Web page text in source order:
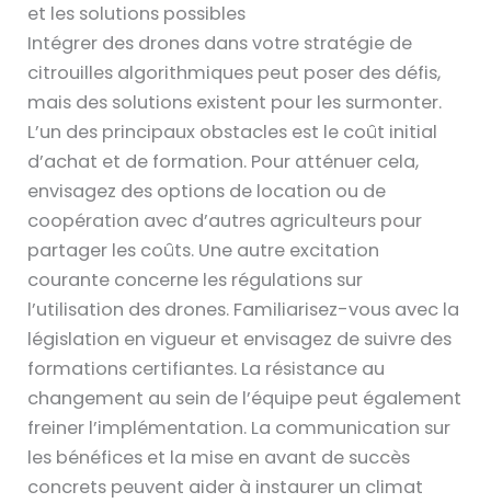
et les solutions possibles
Intégrer des drones dans votre stratégie de
citrouilles algorithmiques peut poser des défis,
mais des solutions existent pour les surmonter.
L’un des principaux obstacles est le coût initial
d’achat et de formation. Pour atténuer cela,
envisagez des options de location ou de
coopération avec d’autres agriculteurs pour
partager les coûts. Une autre excitation
courante concerne les régulations sur
l’utilisation des drones. Familiarisez-vous avec la
législation en vigueur et envisagez de suivre des
formations certifiantes. La résistance au
changement au sein de l’équipe peut également
freiner l’implémentation. La communication sur
les bénéfices et la mise en avant de succès
concrets peuvent aider à instaurer un climat